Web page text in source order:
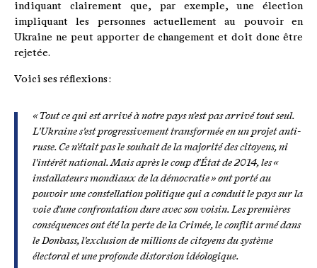
indiquant clairement que, par exemple, une élection
impliquant les personnes actuellement au pouvoir en
Ukraine ne peut apporter de changement et doit donc être
rejetée.
Voici ses réflexions :
« Tout ce qui est arrivé à notre pays n'est pas arrivé tout seul.
L'Ukraine s'est progressivement transformée en un projet anti-
russe. Ce n'était pas le souhait de la majorité des citoyens, ni
l'intérêt national. Mais après le coup d'État de 2014, les «
installateurs mondiaux de la démocratie » ont porté au
pouvoir une constellation politique qui a conduit le pays sur la
voie d'une confrontation dure avec son voisin. Les premières
conséquences ont été la perte de la Crimée, le conflit armé dans
le Donbass, l'exclusion de millions de citoyens du système
électoral et une profonde distorsion idéologique.